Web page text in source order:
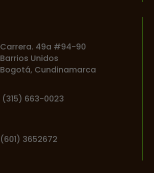
Carrera. 49a #94-90
Barrios Unidos
Bogotá, Cundinamarca
(315) 663-0023
(601) 3652672